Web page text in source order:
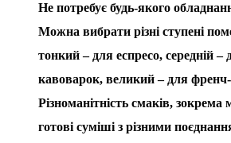
Не потребує будь-якого
Можна вибрати різні ступені
тонкий – для еспресо, середній –
кавоварок, великий – для
Різноманітність смаків,
готові суміші з різними